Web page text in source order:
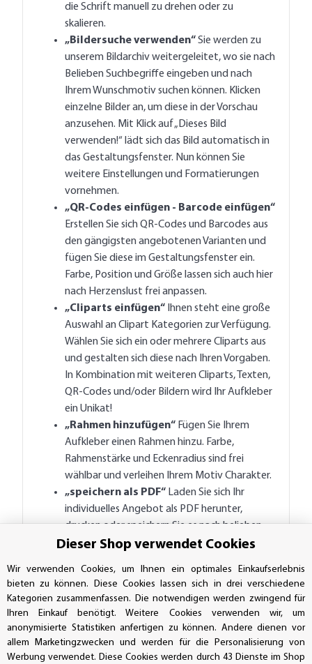
die Schrift manuell zu drehen oder zu
skalieren.
„Bildersuche verwenden“Sie werden zu
unserem Bildarchiv weitergeleitet, wo sie nach
Belieben Suchbegriffe eingeben und nach
Ihrem Wunschmotiv suchen können. Klicken
einzelne Bilder an, um diese in der Vorschau
anzusehen. Mit Klick auf „Dieses Bild
verwenden!“ lädt sich das Bild automatisch in
das Gestaltungsfenster. Nun können Sie
weitere Einstellungen und Formatierungen
vornehmen.
„QR-Codes einfügen - Barcode einfügen“
Erstellen Sie sich QR-Codes und Barcodes aus
den gängigsten angebotenen Varianten und
fügen Sie diese im Gestaltungsfenster ein.
Farbe, Position und Größe lassen sich auch hier
nach Herzenslust frei anpassen.
„Cliparts einfügen“ Ihnen steht eine große
Auswahl an Clipart Kategorien zur Verfügung.
Wählen Sie sich ein oder mehrere Cliparts aus
und gestalten sich diese nach Ihren Vorgaben.
In Kombination mit weiteren Cliparts, Texten,
QR-Codes und/oder Bildern wird Ihr Aufkleber
ein Unikat!
„Rahmen hinzufügen“ Fügen Sie Ihrem
Aufkleber einen Rahmen hinzu. Farbe,
Rahmenstärke und Eckenradius sind frei
wählbar und verleihen Ihrem Motiv Charakter.
„speichern als PDF“ Laden Sie sich Ihr
individuelles Angebot als PDF herunter,
drucken oder speichern Sie es nach belieben.
Das aktuelle Layout kann außerdem als Link in
damit Sie Ihr gestaltetes Layout später
wieder bzw. weiter verwenden können. Oder
Sie notieren Sie sich die IDIhres Layoutes für
telefonischen Support.
„Hilfslinien“(richten Sie Ihre Inhalte an den
Hilfslinien aus, für ein genaues Layout wie mit
Dieser Shop verwendet Cookies
Wir verwenden Cookies, um Ihnen ein optimales Einkaufserlebnis
bieten zu können. Diese Cookies lassen sich in drei verschiedene
Kategorien zusammenfassen. Die notwendigen werden zwingend für
Ihren Einkauf benötigt. Weitere Cookies verwenden wir, um
anonymisierte Statistiken anfertigen zu können. Andere dienen vor
allem Marketingzwecken und werden für die Personalisierung von
Werbung verwendet. Diese Cookies werden durch 43 Dienste im Shop